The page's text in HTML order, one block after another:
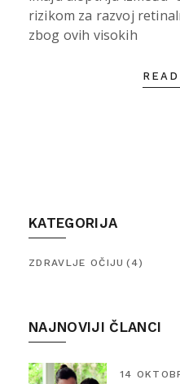
rizikom za razvoj
zbog ovih visokih
KATEGORIJA
ZDRAVLJE OČIJU (4)
NAJNOVIJI ČLANCI
14